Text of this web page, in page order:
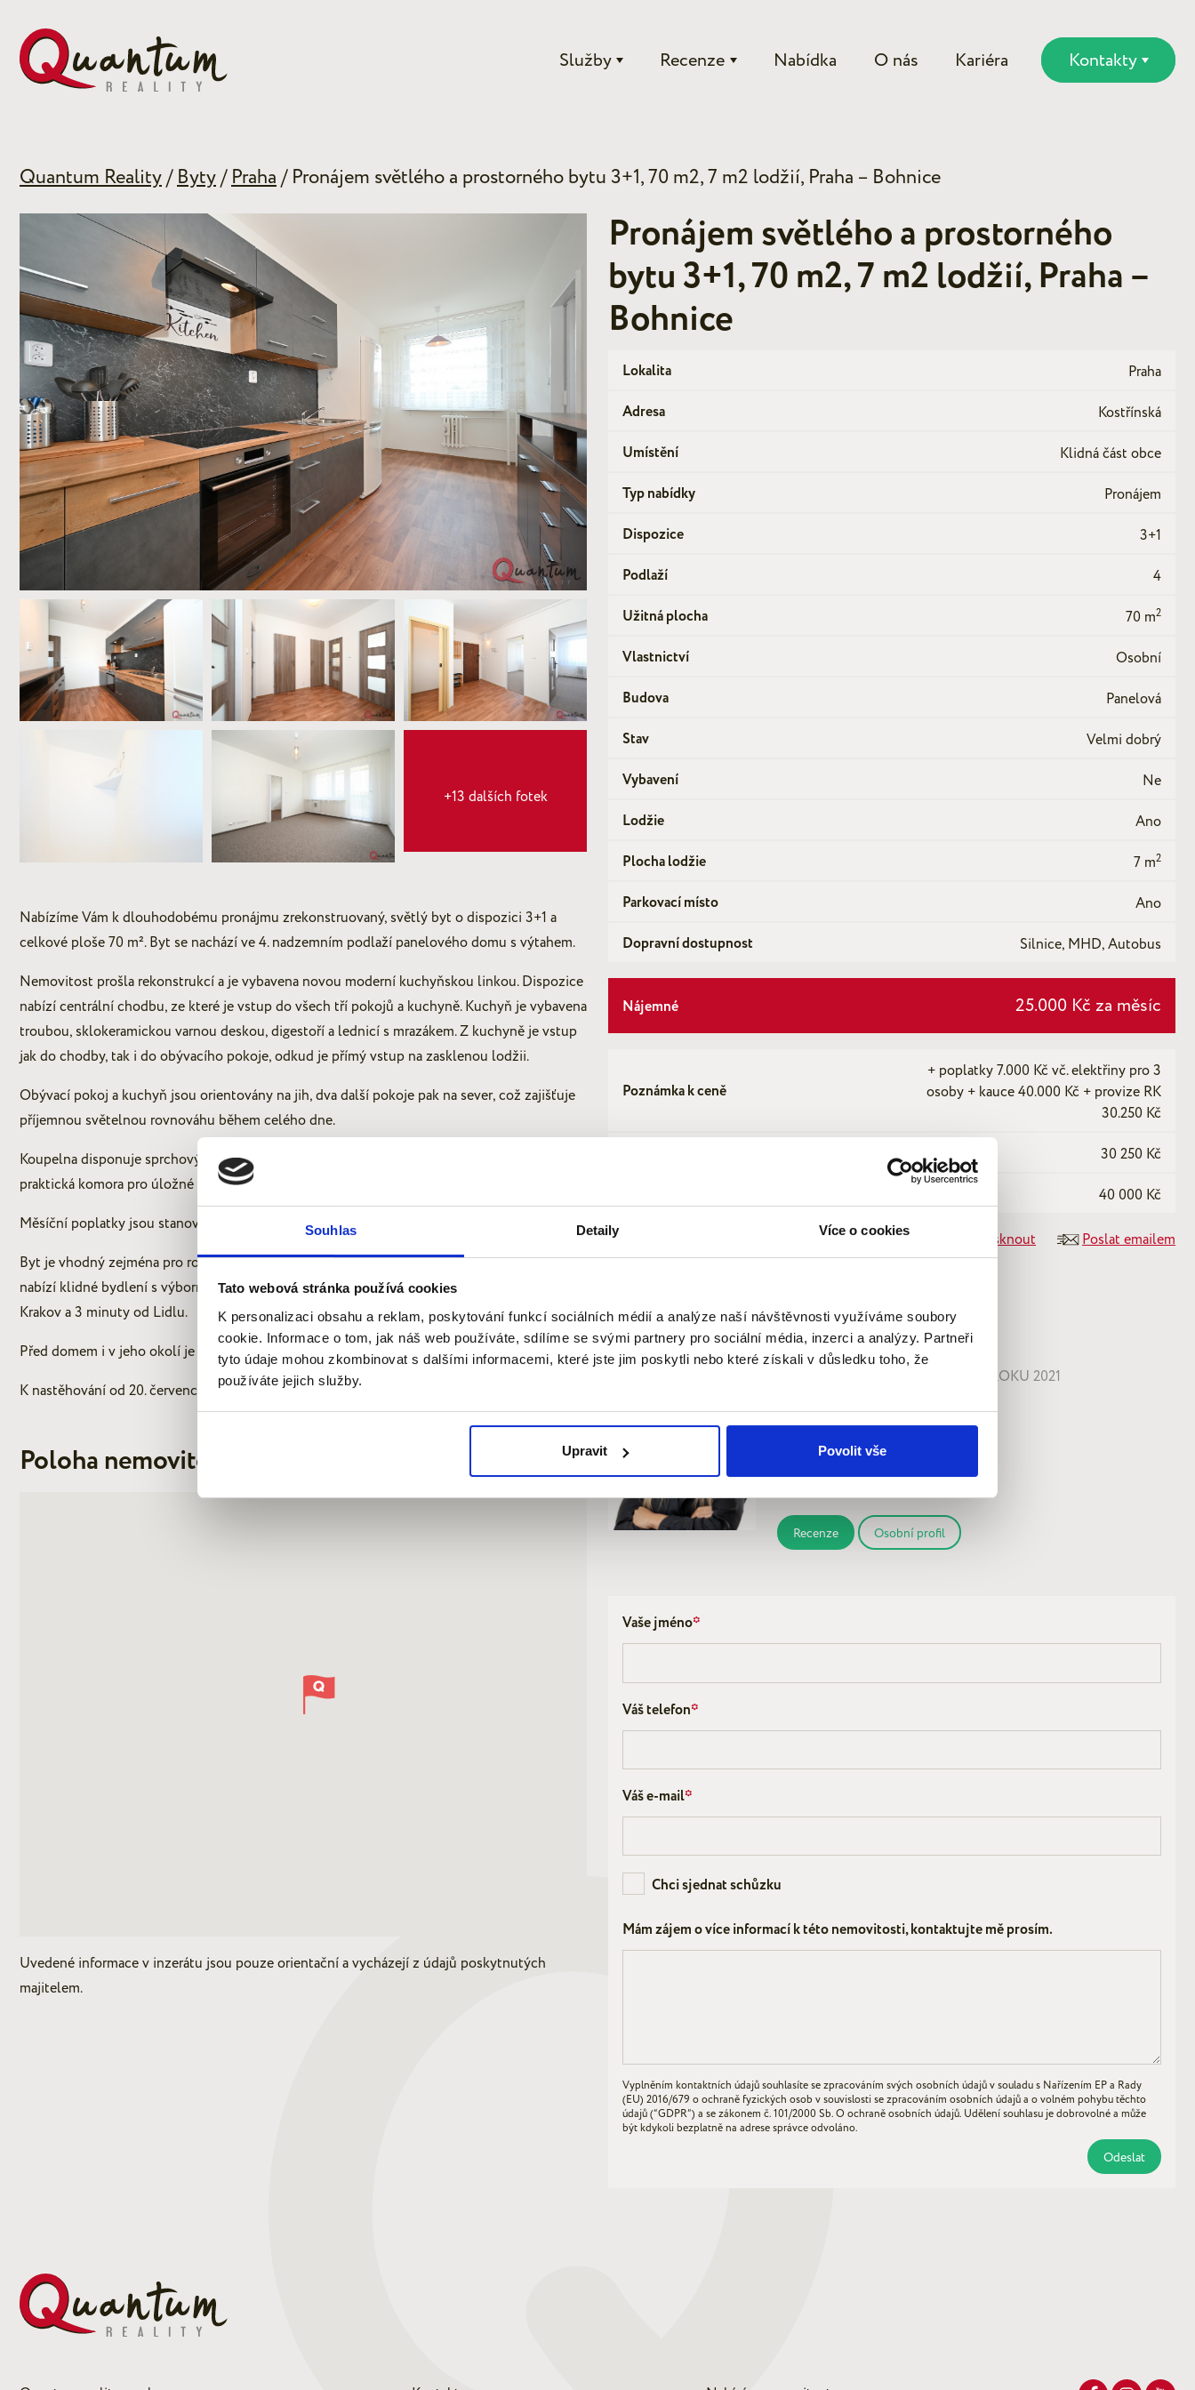
Souhlas Detaily Více o cookies
Tato webová stránka používá cookies
K personalizaci obsahu a reklam, poskytování funkcí sociálních médií a analýze naší návštěvnosti využíváme soubory
cookie. Informace o tom, jak náš web používáte, sdílíme se svými partnery pro sociální média, inzerci a analýzy. Partneři
tyto údaje mohou zkombinovat s dalšími informacemi, které jste jim poskytli nebo které získali v důsledku toho, že
používáte jejich služby.
Upravit Povolit vše
Služby Recenze Nabídka O nás Kariéra Kontakty
Quantum Reality/Byty/Praha/ Pronájem světlého a prostorného bytu 3+1, 70 m2, 7 m2 lodžií, Praha – Bohnice
+13 dalších fotek
Nabízíme Vám k dlouhodobému pronájmu zrekonstruovaný, světlý byt o dispozici 3+1 a
celkové ploše 70 m². Byt se nachází ve 4. nadzemním podlaží panelového domu s výtahem.
Nemovitost prošla rekonstrukcí a je vybavena novou moderní kuchyňskou linkou. Dispozice
nabízí centrální chodbu, ze které je vstup do všech tří pokojů a kuchyně. Kuchyň je vybavena
troubou, sklokeramickou varnou deskou, digestoří a lednicí s mrazákem. Z kuchyně je vstup
jak do chodby, tak i do obývacího pokoje, odkud je přímý vstup na zasklenou lodžii.
Obývací pokoj a kuchyň jsou orientovány na jih, dva další pokoje pak na sever, což zajišťuje
příjemnou světelnou rovnováhu během celého dne.
Koupelna disponuje sprchovým koutem, toaleta je samostatně. V chodbě se nachází také
praktická komora pro úložné prostory.
Měsíční poplatky jsou stanoveny pro 3 osoby na 7.000 Kč vč. elektřiny.
Byt je vhodný zejména pro rodinu s dětmi. Přímo u domu se nachází dětské hřiště. Lokalita
nabízí klidné bydlení s výbornou dopravní dostupností – 10 minut od obchodního centra
Krakov a 3 minuty od Lidlu.
Před domem i v jeho okolí je bezproblémové parkování bez parkovacích zón.
K nastěhování od 20. července.
Poloha nemovitosti
Uvedené informace v inzerátu jsou pouze orientační a vycházejí z údajů poskytnutých
majitelem.
Pronájem světlého a prostorného
bytu 3+1, 70 m2, 7 m2 lodžií, Praha –
Bohnice
Lokalita Praha
Adresa Kostřínská
Umístění Klidná část obce
Typ nabídky Pronájem
Dispozice 3+1
Podlaží 4
Užitná plocha 70 m2
Vlastnictví Osobní
Budova Panelová
Stav Velmi dobrý
Vybavení Ne
Lodžie Ano
Plocha lodžie 7 m2
Parkovací místo Ano
Dopravní dostupnost Silnice, MHD, Autobus
Nájemné 25.000 Kč za měsíc
Poznámka k ceně
+ poplatky 7.000 Kč vč. elektřiny pro 3
osoby + kauce 40.000 Kč + provize RK
30.250 Kč
30 250 Kč
40 000 Kč
Nabídka: 5516 Vytisknout Poslat emailem
Máte o nemovitost zájem?
Klára Mayerová
ZKUŠENOSTI V REALITÁCH OD ROKU 2021
Čeština
Angličtina
mayerova@quantumreality.cz
Recenze Osobní profil
Vaše jméno*
Váš telefon*
Váš e-mail*
Chci sjednat schůzku
Mám zájem o více informací k této nemovitosti, kontaktujte mě prosím.
Vyplněním kontaktních údajů souhlasíte se zpracováním svých osobních údajů v souladu s Nařízením EP a Rady
(EU) 2016/679 o ochraně fyzických osob v souvislosti se zpracováním osobních údajů a o volném pohybu těchto
údajů (“GDPR”) a se zákonem č. 101/2000 Sb. O ochraně osobních údajů. Udělení souhlasu je dobrovolné a může
být kdykoli bezplatně na adrese správce odvoláno.